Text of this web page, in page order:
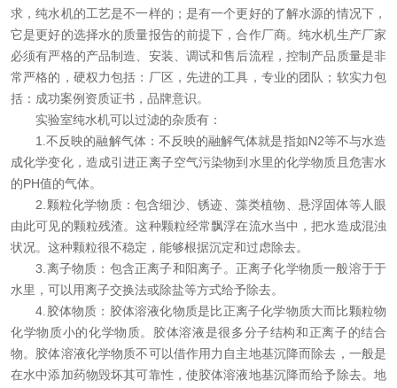
求，纯水机的工艺是不一样的；是有一个更好的了解水源的情况下，
它是更好的选择水的质量报告的前提下，合作厂商。纯水机生产厂家
必须有严格的产品制造、安装、调试和售后流程，控制产品质量是非
常严格的，硬权力包括：厂区，先进的工具，专业的团队；软实力包
括：成功案例资质证书，品牌意识。
实验室纯水机可以过滤的杂质有：
1.不反映的融解气体：不反映的融解气体就是指如N2等不与水造
成化学变化，造成引进正离子空气污染物到水里的化学物质且危害水
的PH值的气体。
2.颗粒化学物质：包含细沙、锈迹、藻类植物、悬浮固体等人眼
由此可见的颗粒残渣。这种颗粒经常飘浮在流水当中，把水造成混浊
状况。这种颗粒很不稳定，能够根据沉定和过虑除去。
3.离子物质：包含正离子和阳离子。正离子化学物质一般溶于于
水里，可以用离子交换法或除盐等方式给予除去。
4.胶体物质：胶体溶液化物质是比正离子化学物质大而比颗粒物
化学物质小的化学物质。胶体溶液是很多分子结构和正离子的结合
物。胶体溶液化学物质不可以借作用力自主地基沉降而除去，一般是
在水中添加药物毁坏其可靠性，使胶体溶液地基沉降而给予除去。地